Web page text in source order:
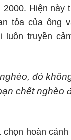
2000. Hiện này
tỏa của ông
luôn truyền
đó
chết nghèo
hoàn